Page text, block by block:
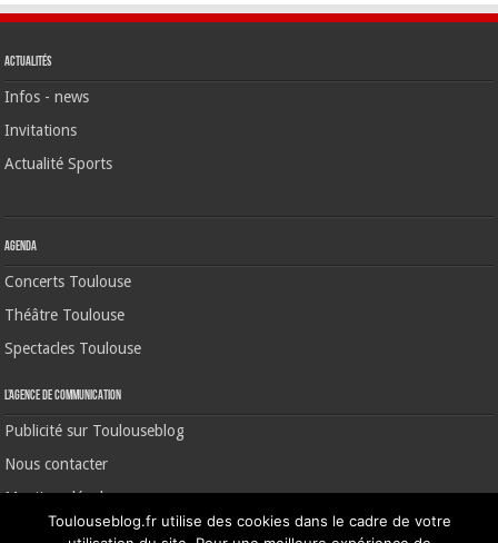
Actualités
Infos - news
Invitations
Actualité Sports
Agenda
Concerts Toulouse
Théâtre Toulouse
Spectacles Toulouse
L’agence de communication
Publicité sur Toulouseblog
Nous contacter
Mentions légales
Toulouseblog.fr utilise des cookies dans le cadre de votre